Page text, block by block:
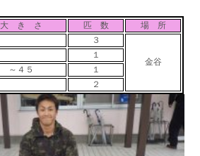
Blog
会社概要
Company
リンク集
Link
大 き さ 匹 数
場 所
３
金谷
１
～４５
１
２